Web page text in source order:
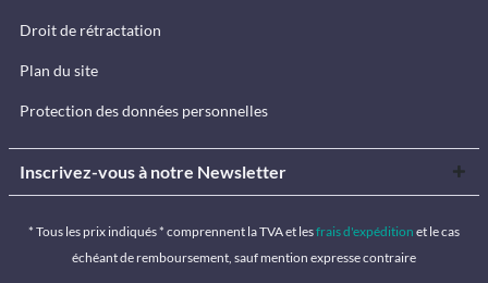
Droit de rétractation
Plan du site
Protection des données personnelles
Inscrivez-vous à notre Newsletter
* Tous les prix indiqués * comprennent la TVA et lesfrais d'expédition et le cas
échéant de remboursement, sauf mention expresse contraire